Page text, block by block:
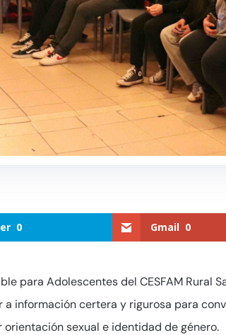
0 Gmail 0
para Adolescentes del CESFAM Rural
información certera y rigurosa para
sexual e identidad de género.